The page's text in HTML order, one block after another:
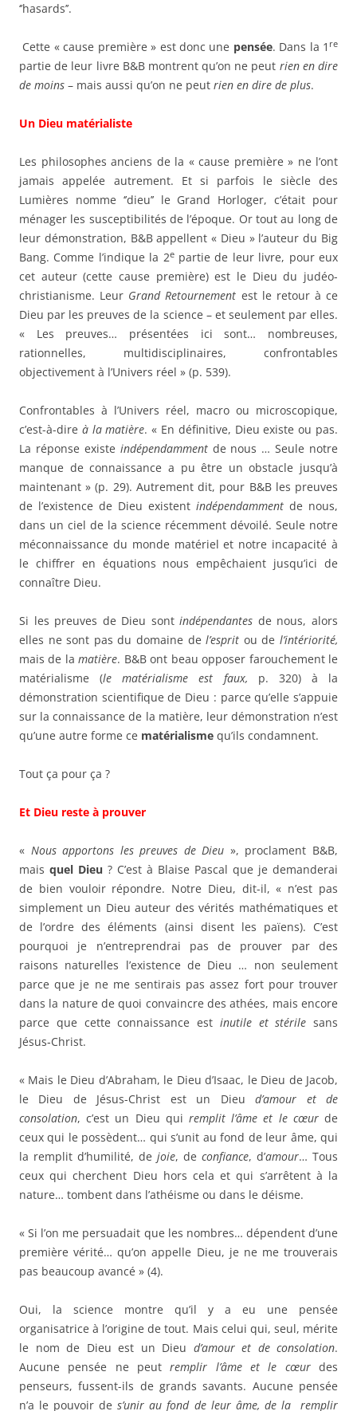
‘’hasards’’.
Cette « cause première » est donc une pensée. Dans la 1 re
partie de leur livre B&B montrent qu’on ne peut rien en dire
de moins – mais aussi qu’on ne peut rien en dire de plus.
Un Dieu matérialiste
Les philosophes anciens de la « cause première » ne l’ont
jamais appelée autrement. Et si parfois le siècle des
Lumières nomme ‘’dieu’’ le Grand Horloger, c’était pour
ménager les susceptibilités de l’époque. Or tout au long de
leur démonstration, B&B appellent « Dieu » l’auteur du Big
Bang. Comme l’indique la 2epartie de leur livre, pour eux
cet auteur (cette cause première) est le Dieu du judéo-
christianisme. Leur Grand Retournement est le retour à ce
Dieu par les preuves de la science – et seulement par elles.
« Les preuves… présentées ici sont… nombreuses,
rationnelles, multidisciplinaires, confrontables
objectivement à l’Univers réel » (p. 539).
Confrontables à l’Univers réel, macro ou microscopique,
c’est-à-dire à la matière. « En définitive, Dieu existe ou pas.
La réponse existe indépendammentde nous … Seule notre
manque de connaissance a pu être un obstacle jusqu’à
maintenant » (p. 29). Autrement dit, pour B&B les preuves
de l’existence de Dieu existent indépendamment de nous,
dans un ciel de la science récemment dévoilé. Seule notre
méconnaissance du monde matériel et notre incapacité à
le chiffrer en équations nous empêchaient jusqu’ici de
connaître Dieu.
Si les preuves de Dieu sontindépendantes de nous, alors
elles ne sont pas du domaine del’esprit ou del’intériorité,
mais de lamatière. B&B ont beau opposer farouchement le
matérialisme (le matérialisme est faux, p. 320) à la
démonstration scientifique de Dieu : parce qu’elle s’appuie
sur la connaissance de la matière, leur démonstration n’est
qu’une autre forme ce matérialisme qu’ils condamnent.
Tout ça pour ça ?
Et Dieu reste à prouver
« Nous apportons les preuves de Dieu », proclament B&B,
mais quel Dieu ? C’est à Blaise Pascal que je demanderai
de bien vouloir répondre. Notre Dieu, dit-il, « n’est pas
simplement un Dieu auteur des vérités mathématiques et
de l’ordre des éléments (ainsi disent les païens). C’est
pourquoi je n’entreprendrai pas de prouver par des
raisons naturelles l’existence de Dieu … non seulement
parce que je ne me sentirais pas assez fort pour trouver
dans la nature de quoi convaincre des athées, mais encore
parce que cette connaissance est inutile et stérile sans
Jésus‑Christ.
« Mais le Dieu d’Abraham, le Dieu d’Isaac, le Dieu de Jacob,
le Dieu de Jésus-Christ est un Dieud’amour et de
consolation, c’est un Dieu qui remplit l’âme et le cœurde
ceux qui le possèdent… qui s’unit au fond de leur âme, qui
la remplit d’humilité, de joie, de confiance, d’amour… Tous
ceux qui cherchent Dieu hors cela et qui s’arrêtent à la
nature… tombent dans l’athéisme ou dans le déisme.
« Si l’on me persuadait que les nombres… dépendent d’une
première vérité… qu’on appelle Dieu, je ne me trouverais
pas beaucoup avancé » (4).
Oui, la science montre qu’il y a eu une pensée
organisatrice à l’origine de tout. Mais celui qui, seul, mérite
le nom de Dieu est un Dieu d’amour et de consolation.
Aucune pensée ne peutremplir l’âme et le cœurdes
penseurs, fussent-ils de grands savants. Aucune pensée
n’a le pouvoir des’unir au fond de leur âme, de la remplir